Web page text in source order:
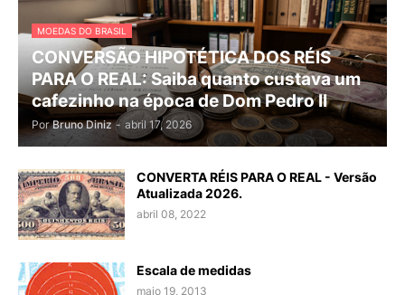
MOEDAS DO BRASIL
CONVERSÃO HIPOTÉTICA DOS RÉIS
PARA O REAL: Saiba quanto custava um
cafezinho na época de Dom Pedro II
Por Bruno Diniz - abril 17, 2026
CONVERTA RÉIS PARA O REAL - Versão
Atualizada 2026.
abril 08, 2022
Escala de medidas
maio 19, 2013